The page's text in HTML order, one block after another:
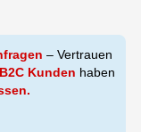
– Vertrauen
Kunden haben